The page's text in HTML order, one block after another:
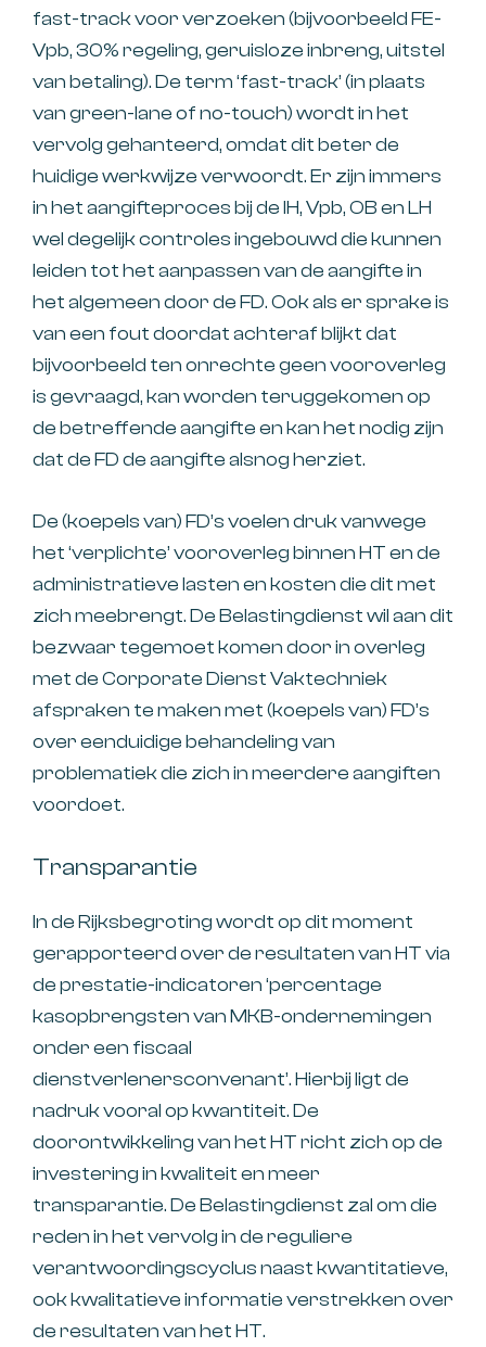
fast-track voor verzoeken (bijvoorbeeld FE-
Vpb, 30% regeling, geruisloze inbreng, uitstel
van betaling). De term ‘fast-track’ (in plaats
van green-lane of no-touch) wordt in het
vervolg gehanteerd, omdat dit beter de
huidige werkwijze verwoordt. Er zijn immers
in het aangifteproces bij de IH, Vpb, OB en LH
wel degelijk controles ingebouwd die kunnen
leiden tot het aanpassen van de aangifte in
het algemeen door de FD. Ook als er sprake is
van een fout doordat achteraf blijkt dat
bijvoorbeeld ten onrechte geen vooroverleg
is gevraagd, kan worden teruggekomen op
de betreffende aangifte en kan het nodig zijn
dat de FD de aangifte alsnog herziet.
De (koepels van) FD’s voelen druk vanwege
het ‘verplichte’ vooroverleg binnen HT en de
administratieve lasten en kosten die dit met
zich meebrengt. De Belastingdienst wil aan dit
bezwaar tegemoet komen door in overleg
met de Corporate Dienst Vaktechniek
afspraken te maken met (koepels van) FD’s
over eenduidige behandeling van
problematiek die zich in meerdere aangiften
voordoet.
Transparantie
In de Rijksbegroting wordt op dit moment
gerapporteerd over de resultaten van HT via
de prestatie-indicatoren ‘percentage
kasopbrengsten van MKB-ondernemingen
onder een fiscaal
dienstverlenersconvenant’. Hierbij ligt de
nadruk vooral op kwantiteit. De
doorontwikkeling van het HT richt zich op de
investering in kwaliteit en meer
transparantie. De Belastingdienst zal om die
reden in het vervolg in de reguliere
verantwoordingscyclus naast kwantitatieve,
ook kwalitatieve informatie verstrekken over
de resultaten van het HT.